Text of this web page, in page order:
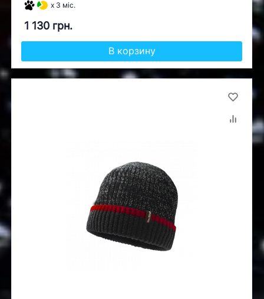
x 3 міс.
1 130 грн.
В корзину